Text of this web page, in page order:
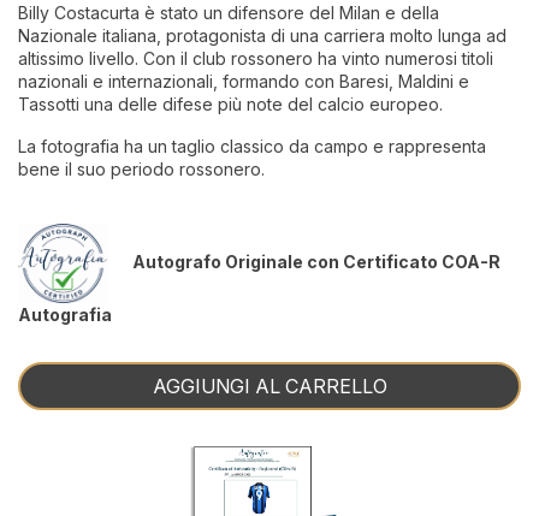
Billy Costacurta è stato un difensore del Milan e della
Nazionale italiana, protagonista di una carriera molto lunga ad
altissimo livello. Con il club rossonero ha vinto numerosi titoli
nazionali e internazionali, formando con Baresi, Maldini e
Tassotti una delle difese più note del calcio europeo.
La fotografia ha un taglio classico da campo e rappresenta
bene il suo periodo rossonero.
Autografo Originale con Certificato COA-R
Autografia
AGGIUNGI AL CARRELLO